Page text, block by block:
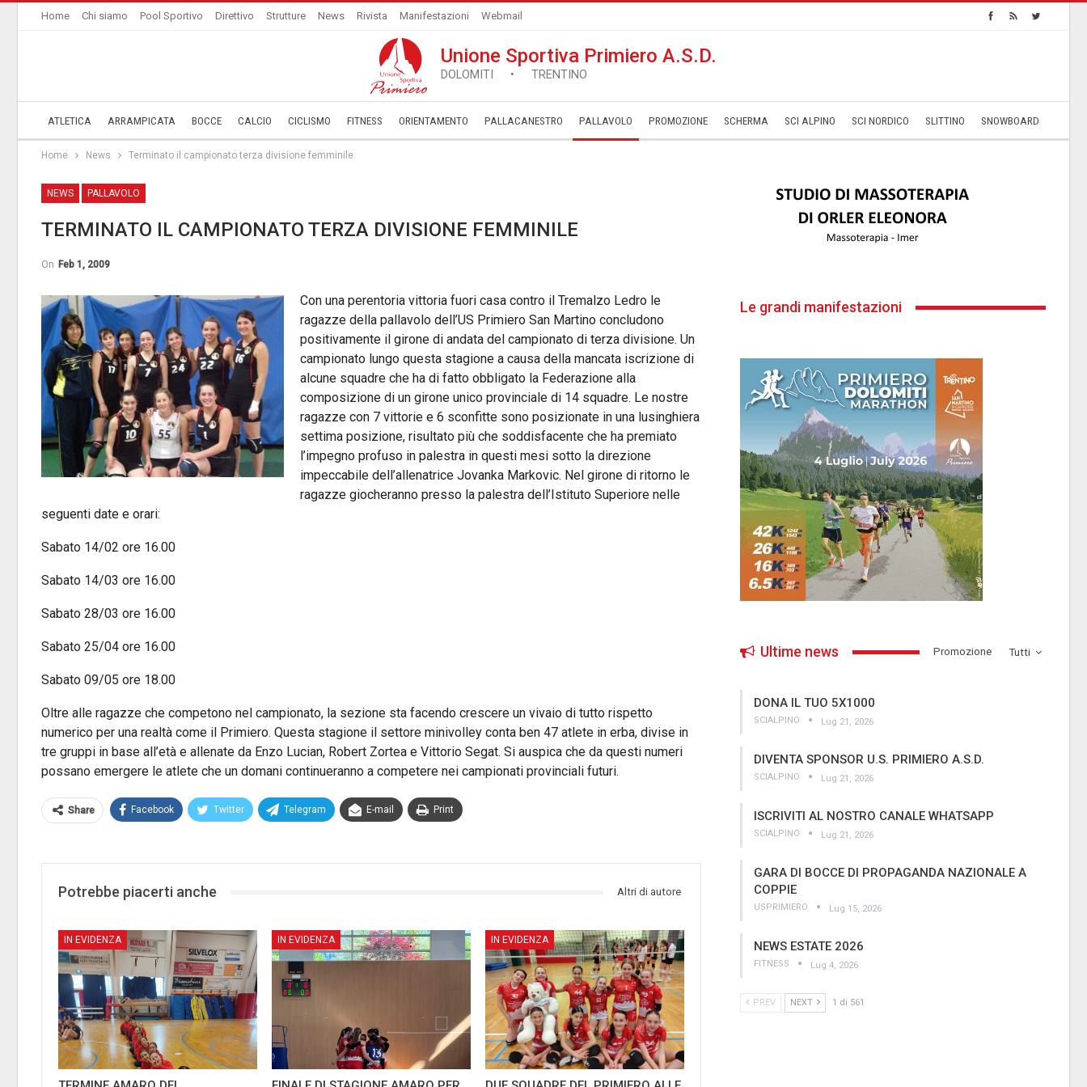
Home Chi siamo Pool Sportivo Direttivo Strutture News Rivista Manifestazioni Webmail
Unione Sportiva Primiero A.S.D.
DOLOMITI • TRENTINO
ATLETICA ARRAMPICATA BOCCE CALCIO CICLISMO FITNESS ORIENTAMENTO PALLACANESTRO PALLAVOLO ­PROMOZIONE SCHERMA SCI ALPINO SCI NORDICO SLITTINO SNOWBOARD
Home News Terminato il campionato terza divisione femminile
NEWS PALLAVOLO
TERMINATO IL CAMPIONATO TERZA DIVISIONE FEMMINILE
On Feb 1, 2009
Con una perentoria vittoria fuori casa contro il Tremalzo Ledro le
ragazze della pallavolo dell’US Primiero San Martino concludono
positivamente il girone di andata del campionato di terza divisione. Un
campionato lungo questa stagione a causa della mancata iscrizione di
alcune squadre che ha di fatto obbligato la Federazione alla
composizione di un girone unico provinciale di 14 squadre. Le nostre
ragazze con 7 vittorie e 6 sconfitte sono posizionate in una lusinghiera
settima posizione, risultato più che soddisfacente che ha premiato
l’impegno profuso in palestra in questi mesi sotto la direzione
impeccabile dell’allenatrice Jovanka Markovic. Nel girone di ritorno le
ragazze giocheranno presso la palestra dell’Istituto Superiore nelle
seguenti date e orari:
Sabato 14/02 ore 16.00
Sabato 14/03 ore 16.00
Sabato 28/03 ore 16.00
Sabato 25/04 ore 16.00
Sabato 09/05 ore 18.00
Oltre alle ragazze che competono nel campionato, la sezione sta facendo crescere un vivaio di tutto rispetto
numerico per una realtà come il Primiero. Questa stagione il settore minivolley conta ben 47 atlete in erba, divise in
tre gruppi in base all’età e allenate da Enzo Lucian, Robert Zortea e Vittorio Segat. Si auspica che da questi numeri
possano emergere le atlete che un domani continueranno a competere nei campionati provinciali futuri.
Share Facebook Twitter Telegram E-mail Print
Potrebbe piacerti anche Altri di autore
IN EVIDENZA IN EVIDENZA IN EVIDENZA
Le grandi manifestazioni
Tutti
Ultime news ­Promozione
DONA IL TUO 5X1000
SCIALPINO Lug 21, 2026
DIVENTA SPONSOR U.S. PRIMIERO A.S.D.
SCIALPINO Lug 21, 2026
ISCRIVITI AL NOSTRO CANALE WHATSAPP
SCIALPINO Lug 21, 2026
GARA DI BOCCE DI PROPAGANDA NAZIONALE A
COPPIE
USPRIMIERO Lug 15, 2026
NEWS ESTATE 2026
FITNESS Lug 4, 2026
PREV NEXT 1 di 561